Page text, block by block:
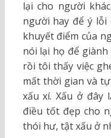
lại cho người
người hay để ý
khuyết điểm của
nói lại họ để
rồi tôi thấy việc
mất thời gian và
xấu xí. Xấu ở đây
điều tốt đẹp cho
thói hư, tật xấu ở